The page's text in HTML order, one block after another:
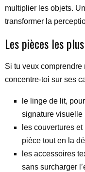
multiplier les objets.
transformer la
Les pièces les
Si tu veux comprendre
concentre-toi sur ses
le linge de lit,
signature visuelle
les couvertures
pièce tout en la
les accessoires
sans surcharger